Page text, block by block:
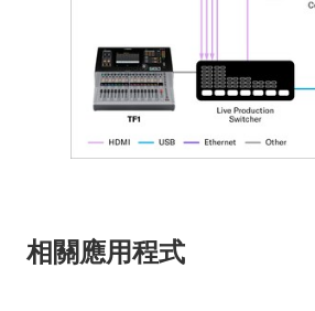
相關應用程式